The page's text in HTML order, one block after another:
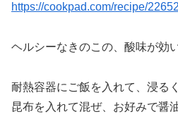
https://cookpad.com/recipe/
ヘルシーなきのこの、酸味が効
耐熱容器にご飯を入れて、浸る
昆布を入れて混ぜ、お好みで醤